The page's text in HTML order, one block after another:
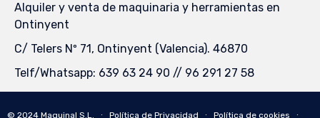
Alquiler y venta de maquinaria y herramientas en
Ontinyent
C/ Telers Nº 71, Ontinyent (Valencia). 46870
Telf/Whatsapp: 639 63 24 90 // 96 291 27 58
© 2024 Maquinal S.L. ∙ Política de Privacidad ∙ Política de cookies ∙